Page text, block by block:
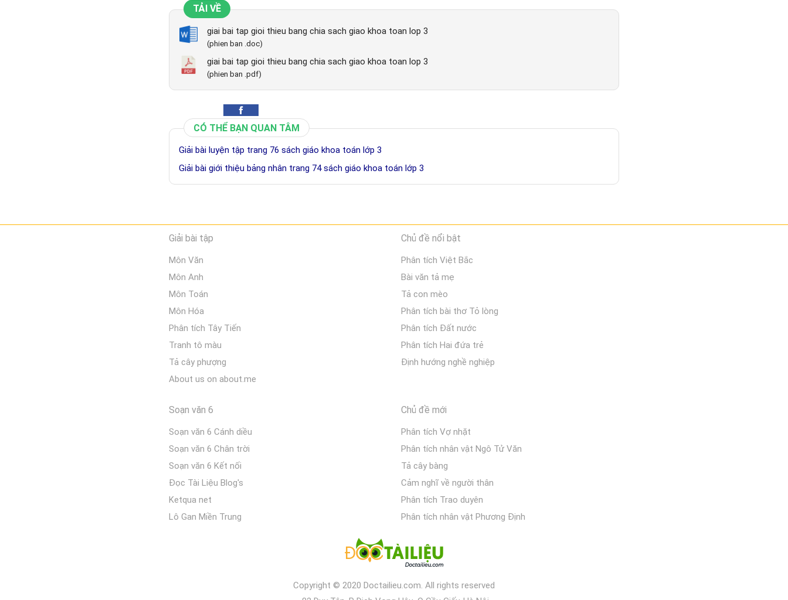
TẢI VỀ
giai bai tap gioi thieu bang chia sach giao khoa toan lop 3
(phien ban .doc)
giai bai tap gioi thieu bang chia sach giao khoa toan lop 3
(phien ban .pdf)
CÓ THỂ BẠN QUAN TÂM
Giải bài luyện tập trang 76 sách giáo khoa toán lớp 3
Giải bài giới thiệu bảng nhân trang 74 sách giáo khoa toán lớp 3
Giải bài tập
Môn Văn
Môn Anh
Môn Toán
Môn Hóa
Phân tích Tây Tiến
Tranh tô màu
Tả cây phượng
About us on about.me
Chủ đề nổi bật
Phân tích Việt Bắc
Bài văn tả mẹ
Tả con mèo
Phân tích bài thơ Tỏ lòng
Phân tích Đất nước
Phân tích Hai đứa trẻ
Định hướng nghề nghiệp
Soạn văn 6
Soạn văn 6 Cánh diều
Soạn văn 6 Chân trời
Soạn văn 6 Kết nối
Đọc Tài Liệu Blog's
Ketqua net
Lô Gan Miền Trung
Chủ đề mới
Phân tích Vợ nhặt
Phân tích nhân vật Ngô Tử Văn
Tả cây bàng
Cảm nghĩ về người thân
Phân tích Trao duyên
Phân tích nhân vật Phương Định
Copyright © 2020 Doctailieu.com. All rights reserved